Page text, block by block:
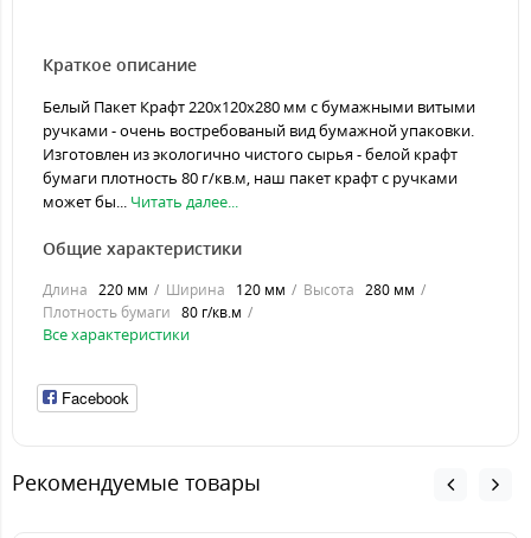
Краткое описание
Белый Пакет Крафт 220х120х280 мм с бумажными витыми
ручками - очень востребованый вид бумажной упаковки.
Изготовлен из экологично чистого сырья - белой крафт
бумаги плотность 80 г/кв.м, наш пакет крафт с ручками
может бы... Читать далее...
Общие характеристики
Длина 220 мм Ширина 120 мм Высота 280 мм
Плотность бумаги 80 г/кв.м
Все характеристики
Facebook
Рекомендуемые товары